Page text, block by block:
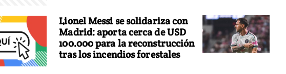
Lionel Messi se solidariza con
Madrid: aporta cerca de USD
100.000 para la reconstrucción
tras los incendios forestales